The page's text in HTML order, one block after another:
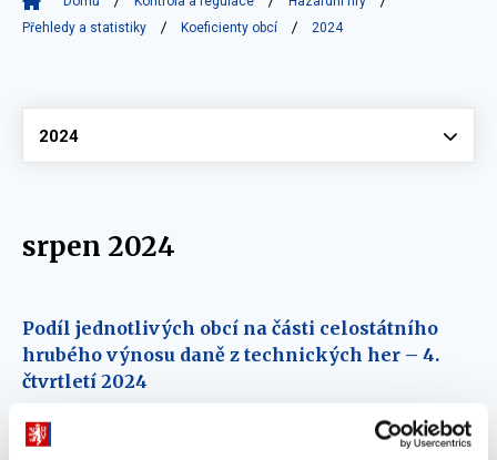
Přehledy a statistiky
Koeficienty obcí 2024
Vyberte
2024
srpen 2024
Podíl jednotlivých obcí na části celostátního
hrubého výnosu daně z technických her – 4.
čtvrtletí 2024